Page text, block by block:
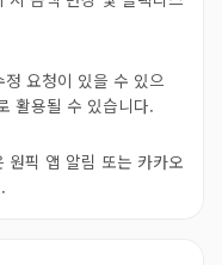
요청이 있을 수 있으
활용될 수 있습니다.
원픽 앱 알림 또는 카카오